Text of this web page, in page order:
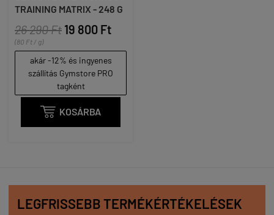
TRAINING MATRIX - 248 G
26 290 Ft 19 800 Ft
(80 Ft / g)
akár -12% és ingyenes
szállítás Gymstore PRO
tagként
 KOSÁRBA
LEGFRISSEBB TERMÉKÉRTÉKELÉSEK